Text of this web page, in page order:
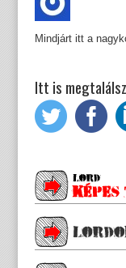
Mindjárt itt a
Itt is megtalálsz